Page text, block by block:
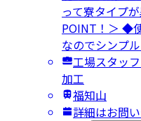
って寮タイプ
POINT！＞ ◆
なのでシン
工場スタッ
加工
福知山
詳細はお問